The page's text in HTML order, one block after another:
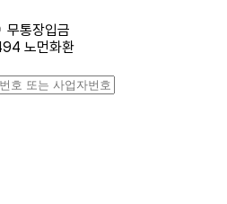
무통장입금
노먼화환